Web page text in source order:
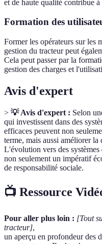
et de haute qualité contribue
Formation des
Former les opérateurs sur les
gestion du tracteur peut
Cela peut passer par la
gestion des charges et
Avis d'expert
> 💡 Avis d'expert : Selon
qui investissent dans des
efficaces peuvent non
terme, mais aussi améliorer
L'évolution vers des
non seulement un impératif
de responsabilité sociale.
📺 Ressource
Pour aller plus loin : [Tout
tracteur],
un aperçu en profondeur des